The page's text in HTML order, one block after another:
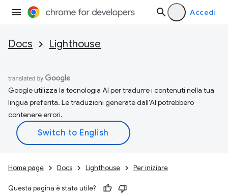
Accedi
Docs Lighthouse
Google utilizza la tecnologia AI per tradurre i contenuti nella tua
lingua preferita. Le traduzioni generate dall'AI potrebbero
contenere errori.
Home page Docs Lighthouse Per iniziare
Questa pagina è stata utile?